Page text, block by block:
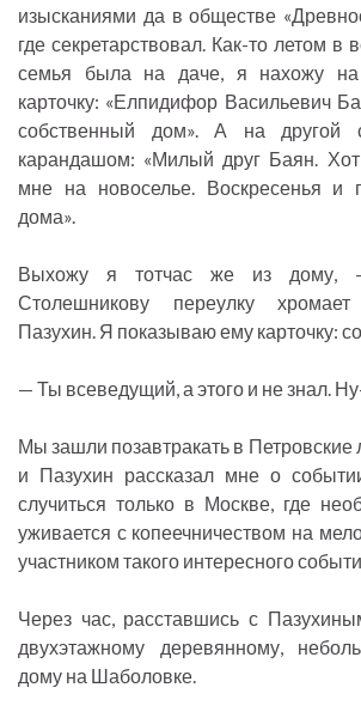
изысканиями да в обществе
где секретарствовал. Как-то летом в
семья была на даче, я нахожу на
карточку: «Елпидифор Васильевич
собственный дом». А на другой
карандашом: «Милый друг Баян.
мне на новоселье. Воскресенья и
дома».
Выхожу я тотчас же из дому,
Столешникову переулку
Пазухин. Я показываю ему карточку:
— Ты всеведущий, а этого и не знал.
Мы зашли позавтракать в Петровские
и Пазухин рассказал мне о
случиться только в Москве, где
уживается с копеечничеством на
участником такого интересного
Через час, расставшись с
двухэтажному деревянному,
дому на Шаболовке.